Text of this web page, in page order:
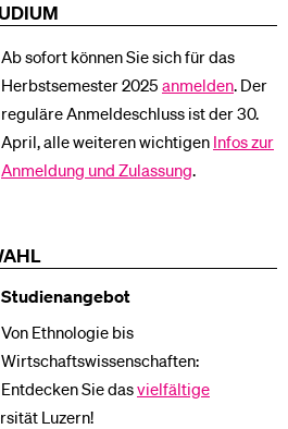
Ab sofort können Sie sich für das
Herbstsemester 2025 anmelden. Der
reguläre Anmeldeschluss ist der 30.
April, alle weiteren wichtigen Infos zur
Anmeldung und Zulassung.
Studienangebot
Von Ethnologie bis
Wirtschaftswissenschaften:
Entdecken Sie dasvielfältige
Luzern!